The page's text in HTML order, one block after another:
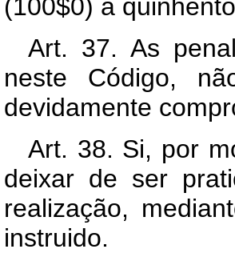
(100$0) a
Art. 37. As
neste Código,
devidamente
Art. 38. Si, por
deixar de ser
realização,
instruido.